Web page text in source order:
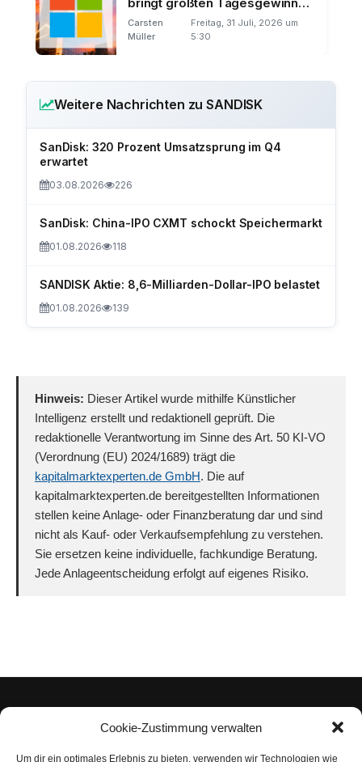
Cookie-Zustimmung verwalten
Um dir ein optimales Erlebnis zu bieten, verwenden wir Technologien wie
der Börsengeschichte
Carsten
Müller
Freitag, 31 Juli, 2026 um
5:30
Weitere Nachrichten zu SANDISK
SanDisk: 320 Prozent Umsatzsprung im Q4
erwartet
03.08.2026 226
SanDisk: China-IPO CXMT schockt Speichermarkt
01.08.2026 118
SANDISK Aktie: 8,6-Milliarden-Dollar-IPO belastet
01.08.2026 139
Hinweis: Dieser Artikel wurde mithilfe Künstlicher
Intelligenz erstellt und redaktionell geprüft. Die
redaktionelle Verantwortung im Sinne des Art. 50 KI-VO
(Verordnung (EU) 2024/1689) trägt die
kapitalmarktexperten.de GmbH. Die auf
kapitalmarktexperten.de bereitgestellten Informationen
stellen keine Anlage- oder Finanzberatung dar und sind
nicht als Kauf- oder Verkaufsempfehlung zu verstehen.
Sie ersetzen keine individuelle, fachkundige Beratung.
Jede Anlageentscheidung erfolgt auf eigenes Risiko.